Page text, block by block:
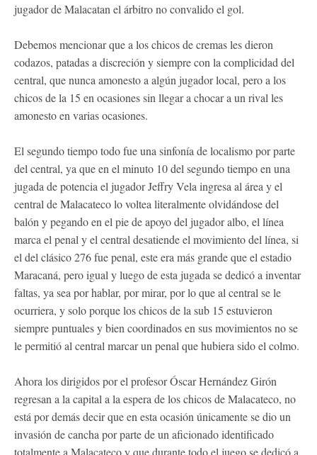
jugador de Malacatan el árbitro no convalido el gol.
Debemos mencionar que a los chicos de cremas les dieron
codazos, patadas a discreción y siempre con la complicidad del
central, que nunca amonesto a algún jugador local, pero a los
chicos de la 15 en ocasiones sin llegar a chocar a un rival les
amonesto en varias ocasiones.
El segundo tiempo todo fue una sinfonía de localismo por parte
del central, ya que en el minuto 10 del segundo tiempo en una
jugada de potencia el jugador Jeffry Vela ingresa al área y el
central de Malacateco lo voltea literalmente olvidándose del
balón y pegando en el pie de apoyo del jugador albo, el línea
marca el penal y el central desatiende el movimiento del línea, si
el del clásico 276 fue penal, este era más grande que el estadio
Maracaná, pero igual y luego de esta jugada se dedicó a inventar
faltas, ya sea por hablar, por mirar, por lo que al central se le
ocurriera, y solo porque los chicos de la sub 15 estuvieron
siempre puntuales y bien coordinados en sus movimientos no se
le permitió al central marcar un penal que hubiera sido el colmo.
Ahora los dirigidos por el profesor Óscar Hernández Girón
regresan a la capital a la espera de los chicos de Malacateco, no
está por demás decir que en esta ocasión únicamente se dio un
invasión de cancha por parte de un aficionado identificado
totalmente a Malacateco y que durante todo el juego se dedicó a